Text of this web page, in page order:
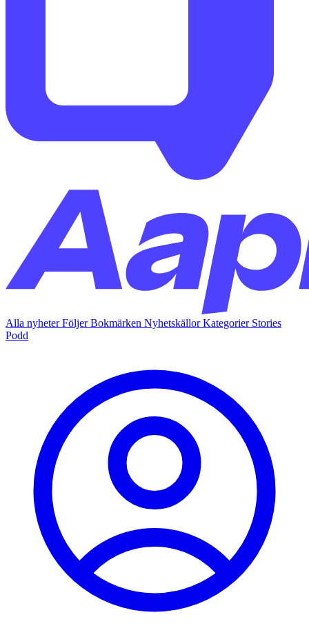
Alla nyheterFöljerBokmärken NyhetskällorKategorier Stories
Podd